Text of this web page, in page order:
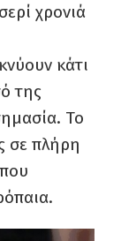
χρονιά
κάτι
της
Το
σε πλήρη